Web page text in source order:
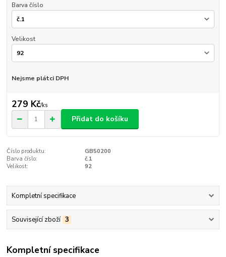
Barva číslo
Velikost
Nejsme plátci DPH
279 Kč/ks
Přidat do košíku
Číslo produktu:
GB50200
Barva číslo:
č.1
Velikost:
92
Kompletní specifikace
Související zboží 3
Kompletní specifikace